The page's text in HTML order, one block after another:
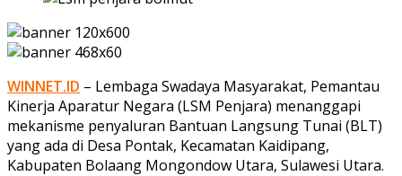
WINNET.ID – Lembaga Swadaya Masyarakat, Pemantau
Kinerja Aparatur Negara (LSM Penjara) menanggapi
mekanisme penyaluran Bantuan Langsung Tunai (BLT)
yang ada di Desa Pontak, Kecamatan Kaidipang,
Kabupaten Bolaang Mongondow Utara, Sulawesi Utara.